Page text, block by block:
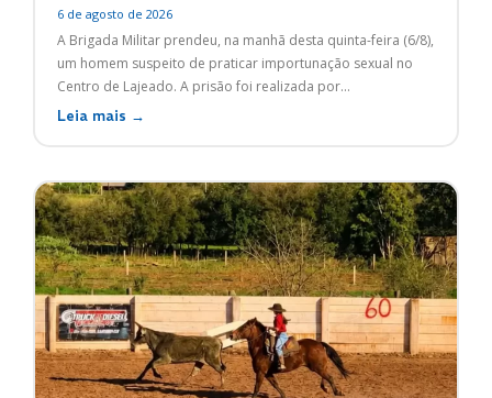
6 de agosto de 2026
A Brigada Militar prendeu, na manhã desta quinta-feira (6/8),
um homem suspeito de praticar importunação sexual no
Centro de Lajeado. A prisão foi realizada por...
Leia mais →